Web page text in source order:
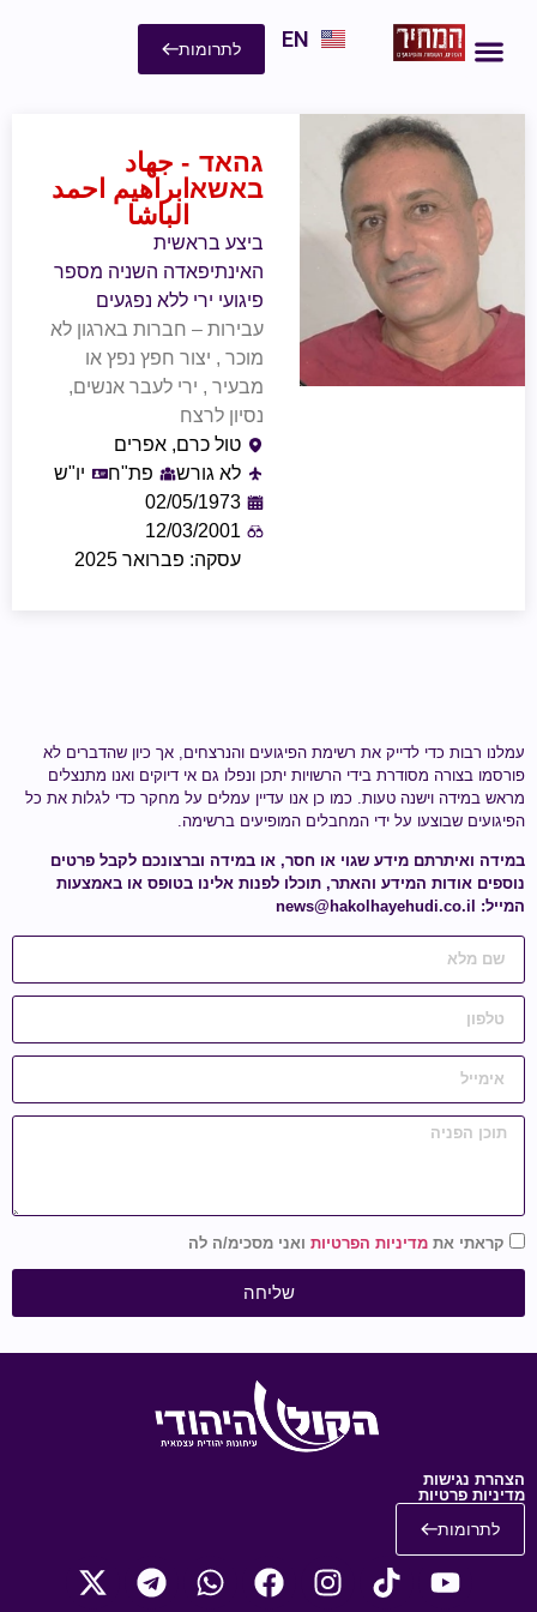
EN לתרומות
גהאד
באשא
- جهاد
ابراهيم احمد
الباشا
ביצע בראשית
האינתיפאדה השניה מספר
פיגועי ירי ללא נפגעים
עבירות – חברות בארגון לא
מוכר , יצור חפץ נפץ או
מבעיר , ירי לעבר אנשים,
נסיון לרצח
טול כרם, אפרים
לא גורש
פת"ח
יו"ש
02/05/1973
12/03/2001
עסקה: פברואר 2025
עמלנו רבות כדי לדייק את רשימת הפיגועים והנרצחים, אך כיון שהדברים לא
פורסמו בצורה מסודרת בידי הרשויות יתכן ונפלו גם אי דיוקים ואנו מתנצלים
מראש במידה וישנה טעות. כמו כן אנו עדיין עמלים על מחקר כדי לגלות את כל
הפיגועים שבוצעו על ידי המחבלים המופיעים ברשימה.
במידה ואיתרתם מידע שגוי או חסר, או במידה וברצונכם לקבל פרטים
נוספים אודות המידע והאתר, תוכלו לפנות אלינו בטופס או באמצעות
המייל:
news@hakolhayehudi.co.il
קראתי את מדיניות הפרטיות ואני מסכימ/ה לה
שליחה
הצהרת נגישות
מדיניות פרטיות
לתרומות